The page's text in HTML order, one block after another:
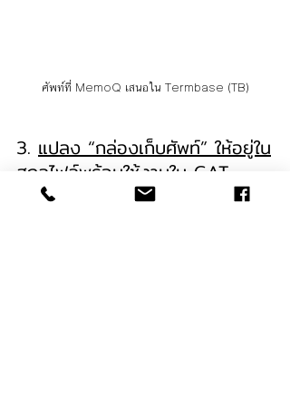
ศัพท์ที่ MemoQ เสนอใน Termbase (TB)
3. แปลง “กล่องเก็บศัพท์” ให้อยู่ใน
สกุลไฟล์พร้อมใช้งานใน CAT
tool ที่เราถนัด